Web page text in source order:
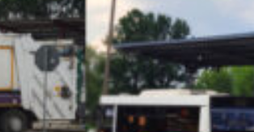
Podaj stan wodomierza
Kontakt